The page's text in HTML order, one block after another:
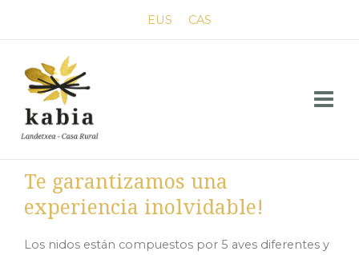
EUS CAS
Te garantizamos una
experiencia inolvidable!
Los nidos están compuestos por 5 aves diferentes y